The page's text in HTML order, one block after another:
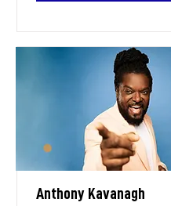
Anthony Kavanagh